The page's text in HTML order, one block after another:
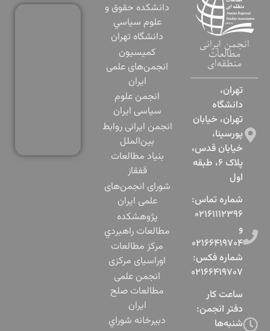
انجمن ایرانی
مطالعات
منطقه‌ای
تهران،
دانشگاه
تهران، خیابان
پورسینا،
خیابان قدس،
پلاک ۶، طبقه
اول​
شماره تماس:
۰۲۱۶۱۱۱۲۳۹۶
و
۰۲۱۶۶۴۱۹۷۰۴
شماره فکس:
۰۲۱۶۶۴۱۹۷۰۷
ساعت کار
دفتر انجمن:
شنبه‌ها
دانشكده حقوق و
علوم سياسي
دانشگاه تهران
کمیسیون
انجمن‌های علمی
ایران
انجمن علوم
سیاسی ایران
انجمن ایرانی روابط
بین‌الملل
بنياد مطالعات
قفقاز
شورای انجمن‌های
علمی ایران
پژوهشكده
مطالعات راهبردي
مرکز مطالعات
اوراسیای مرکزی
انجمن علمی
مطالعات صلح
ایران
دبيرخانه شوراي